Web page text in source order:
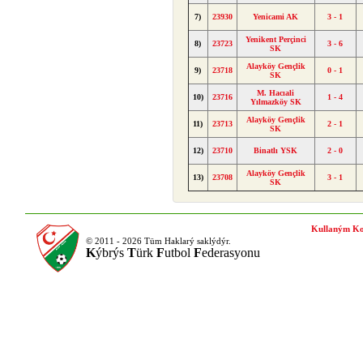
7) 23930 Yenicami AK 3 - 1
8) 23723
Yenikent Perçinci
SK
3 - 6
9) 23718
Alayköy Gençlik
SK
0 - 1
10) 23716
M. Hacıali
Yılmazköy SK
1 - 4
11) 23713
Alayköy Gençlik
SK
2 - 1
12) 23710 Binatlı YSK 2 - 0
13) 23708
Alayköy Gençlik
SK
3 - 1
© 2011 - 2026 Tüm Haklarý saklýdýr.
Kýbrýs Türk Futbol Federasyonu
Kullaným